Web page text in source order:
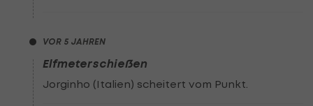
VOR 5 JAHREN
Elfmeterschießen
Jorginho (Italien) scheitert vom Punkt.